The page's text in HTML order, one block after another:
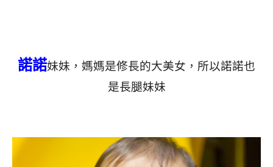
諾諾妹妹，媽媽是修長的大美女，所以諾諾也
是長腿妹妹